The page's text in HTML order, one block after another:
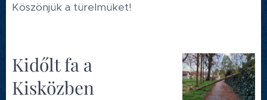
Köszönjük a türelmüket!
Kidőlt fa a
Kisközben